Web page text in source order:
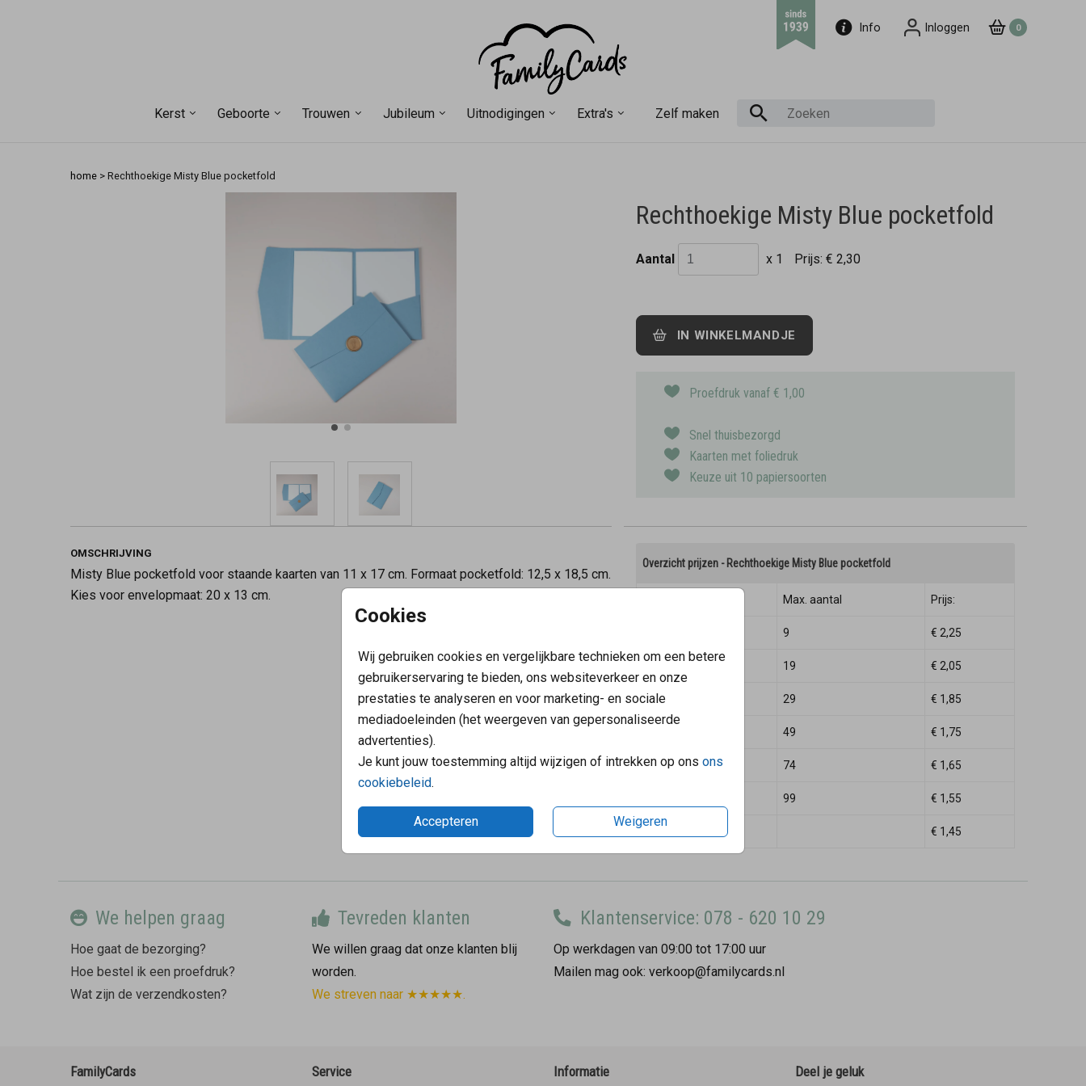
Info Inloggen 0
Kerst Geboorte Trouwen Jubileum Uitnodigingen Extra's Zelf maken
Cookies
Wij gebruiken cookies en vergelijkbare technieken om een betere
gebruikerservaring te bieden, ons websiteverkeer en onze
prestaties te analyseren en voor marketing- en sociale
mediadoeleinden (het weergeven van gepersonaliseerde
advertenties).
Je kunt jouw toestemming altijd wijzigen of intrekken op ons ons
cookiebeleid.
Accepteren Weigeren
home > Rechthoekige Misty Blue pocketfold
Rechthoekige Misty Blue pocketfold
Aantal x 1 Prijs: € 2,30
IN WINKELMANDJE
Proefdruk vanaf € 1,00
Snel thuisbezorgd
Kaarten met foliedruk
Keuze uit 10 papiersoorten
OMSCHRIJVING
Misty Blue pocketfold voor staande kaarten van 11 x 17 cm. Formaat pocketfold: 12,5 x 18,5 cm.
Kies voor envelopmaat: 20 x 13 cm.
Overzicht prijzen - Rechthoekige Misty Blue pocketfold
Max. aantal Prijs:
9 € 2,25
19 € 2,05
20 29 € 1,85
49 € 1,75
50 74 € 1,65
99 € 1,55
€ 1,45
We helpen graag
Hoe gaat de bezorging?
Hoe bestel ik een proefdruk?
Wat zijn de verzendkosten?
Tevreden klanten
We willen graag dat onze klanten blij
worden.
We streven naar ★★★★★.
Klantenservice: 078 - 620 10 29
Op werkdagen van 09:00 tot 17:00 uur
Mailen mag ook: verkoop@familycards.nl
FamilyCards Service Informatie Deel je geluk